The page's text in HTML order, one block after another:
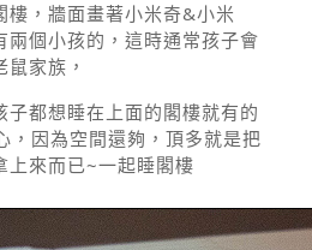
樓，牆面畫著小米奇&小米
兩個小孩的，這時通常孩子會
家族，
子都想睡在上面的閣樓就有的
，因為空間還夠，頂多就是把
上來而已~一起睡閣樓